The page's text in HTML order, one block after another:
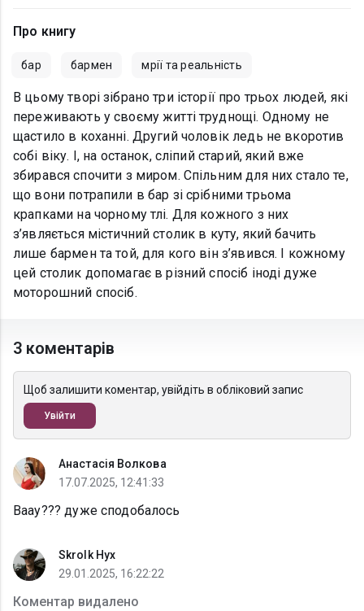
Про книгу
бар бармен мрії та реальність
В цьому творі зібрано три історії про трьох людей, які
переживають у своєму житті труднощі. Одному не
щастило в коханні. Другий чоловік ледь не вкоротив
собі віку. І, на останок, сліпий старий, який вже
збирався спочити з миром. Спільним для них стало те,
що вони потрапили в бар зі срібними трьома
крапками на чорному тлі. Для кожного з них
з’являється містичний столик в куту, який бачить
лише бармен та той, для кого він з’явився. І кожному
цей столик допомагає в різний спосіб іноді дуже
моторошний спосіб.
3 коментарів
Щоб залишити коментар, увійдіть в обліковий запис
Увійти
Анастасія Волкова
17.07.2025, 12:41:33
Ваау??? дуже сподобалось
Skrolk Hyx
29.01.2025, 16:22:22
Коментар видалено